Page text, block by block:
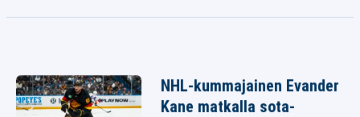
NHL-kummajainen Evander
Kane matkalla sota-